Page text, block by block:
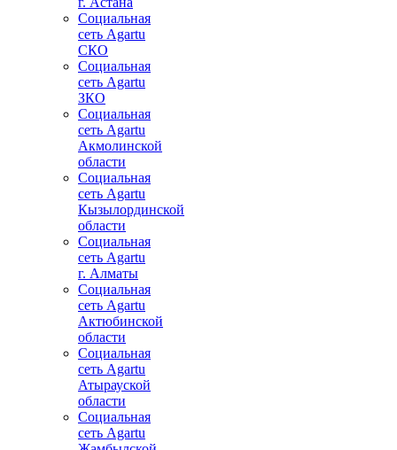
Социальная
сеть Agartu
СКО
Социальная
сеть Agartu
ЗКО
Социальная
сеть Agartu
Акмолинской
области
Социальная
сеть Agartu
Кызылординской
области
Социальная
сеть Agartu
г. Алматы
Социальная
сеть Agartu
Актюбинской
области
Социальная
сеть Agartu
Атырауской
области
Социальная
сеть Agartu